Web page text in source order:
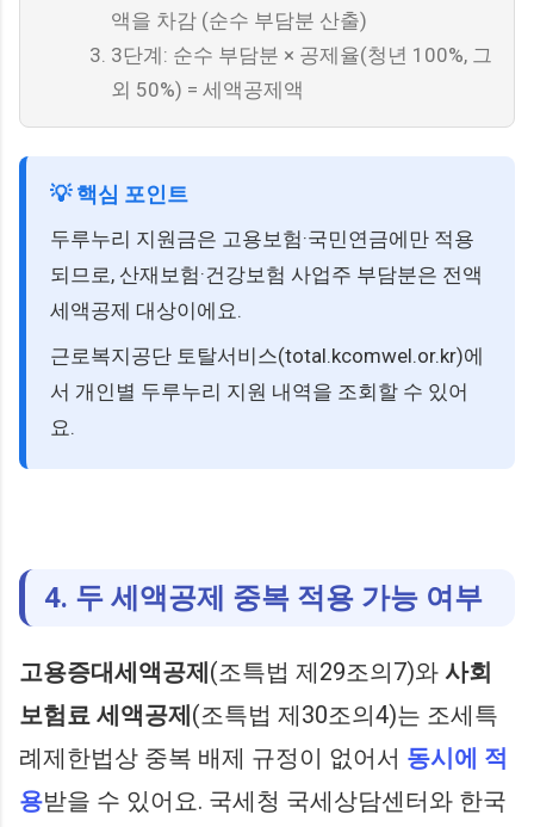
액을 차감 (순수 부담분 산출)
3단계: 순수 부담분 × 공제율(청년 100%, 그
외 50%) = 세액공제액
💡 핵심 포인트
두루누리 지원금은 고용보험·국민연금에만 적용
되므로, 산재보험·건강보험 사업주 부담분은 전액
세액공제 대상이에요.
근로복지공단 토탈서비스(total.kcomwel.or.kr)에
서 개인별 두루누리 지원 내역을 조회할 수 있어
요.
4. 두 세액공제 중복 적용 가능 여부
고용증대세액공제(조특법 제29조의7)와 사회
보험료 세액공제(조특법 제30조의4)는 조세특
례제한법상 중복 배제 규정이 없어서 동시에 적
용받을 수 있어요. 국세청 국세상담센터와 한국